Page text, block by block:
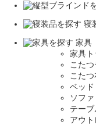
寝
家具
家具ト
こた
こたつ
ベッド
ソファ
テー
アウト